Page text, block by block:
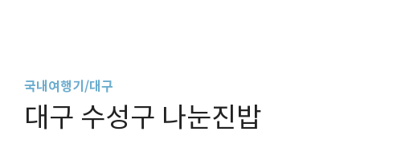
국내여행기/대구
대구 수성구 나눈진밥